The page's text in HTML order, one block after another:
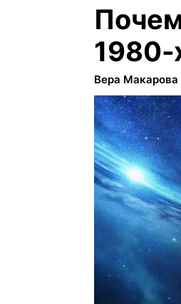
1980-
Вера Макарова